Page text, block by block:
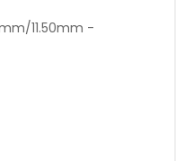
11.50mm -